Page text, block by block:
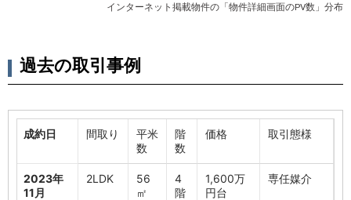
インターネット掲載物件の「物件詳細画面のPV数」分布
過去の取引事例
成約日 間取り
平米
数
階
数
価格 取引態様
2023年
11月
2LDK
56
㎡
4
階
1,600万
円台
専任媒介